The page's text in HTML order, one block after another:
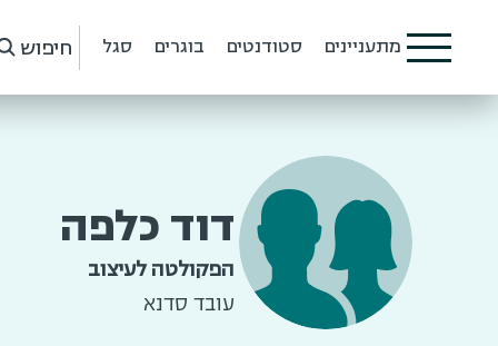
מתעניינים סטודנטים בוגרים סגל חיפוש
דוד כלפה
הפקולטה לעיצוב
עובד סדנא